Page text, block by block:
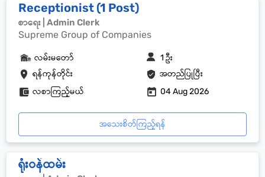
Receptionist (1 Post)
စာရေး | Admin Clerk
Supreme Group of Companies
ရန်ကုန်တိုင်း အတည်ပြုပြီး
လမ်းမတော် 1 ဦး
လစာကြည့်မယ် 04 Aug 2026
အသေးစိတ်ကြည့်ရန်
ရုံးဝန်ထမ်း